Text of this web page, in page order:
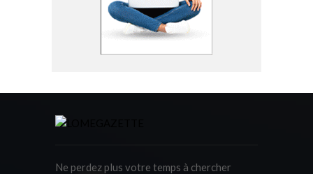
Ne perdez plus votre temps à chercher